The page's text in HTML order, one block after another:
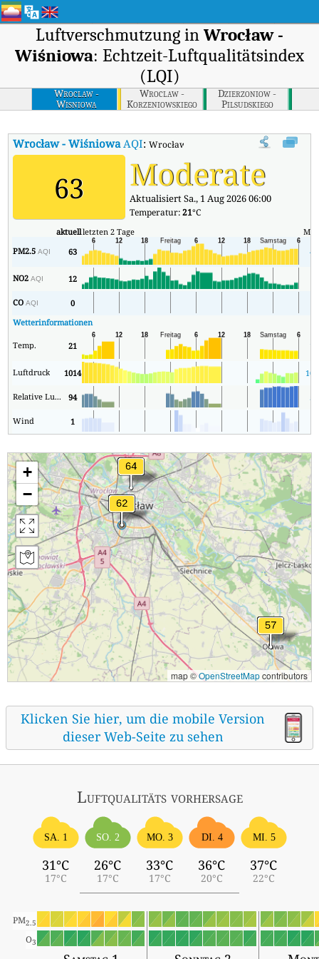
Luftverschmutzung in Wrocław -
Wiśniowa: Echtzeit-Luftqualitätsindex
(LQI)
Wroclaw -
Wisniowa
Wroclaw -
Korzeniowskiego
Dzierzoniow -
Pilsudskiego
Wrocław - WiśniowaAQI:Wrocław - Wiśniowa Echtzeit-
63 Moderate
Aktualisiert Sa., 1 Aug 2026 06:00
Temperatur:21°C
aktuellletzten 2 Tage
PM2.5AQI 63 44
NO2AQI 12
COAQI 0
Wetterinformationen
Temp. 21 18
Luftdruck 1014
Relative Luftfeuchtigkeit 94 50
Wind 1
+
−
map ©OpenStreetMapcontributors
Klicken Sie hier, um die mobile Version
dieser Web-Seite zu sehen
Luftqualitäts vorhersage
SA. 1
31°C
17°C
SO. 2
26°C
17°C
MO. 3
33°C
17°C
DI. 4
36°C
20°C
MI. 5
37°C
22°C
PM2.5
O3